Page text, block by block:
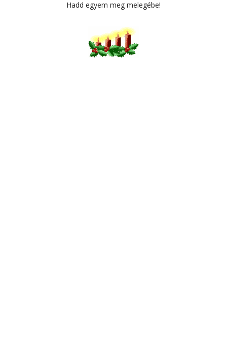
Hadd egyem meg melegébe!